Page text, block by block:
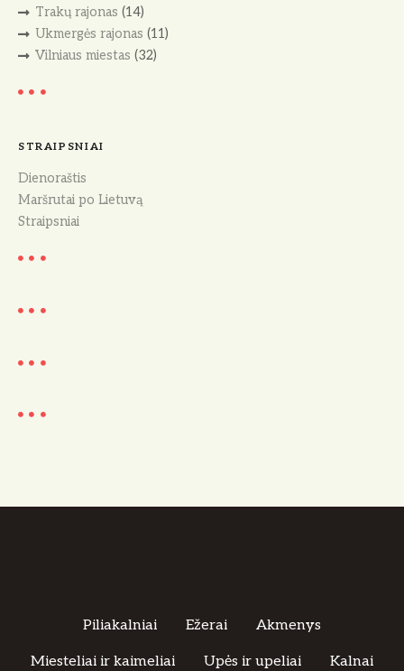
Trakų rajonas (14)
Ukmergės rajonas (11)
Vilniaus miestas (32)
STRAIPSNIAI
Dienoraštis
Maršrutai po Lietuvą
Straipsniai
Piliakalniai Ežerai Akmenys
Miesteliai ir kaimeliai Upės ir upeliai Kalnai